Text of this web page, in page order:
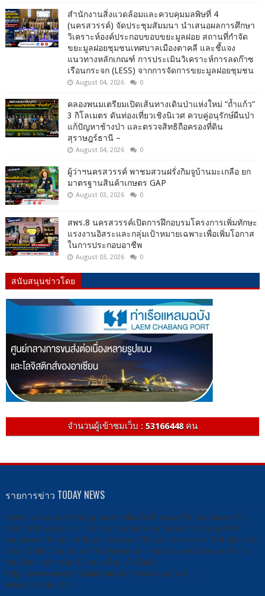
สำนักงานสิ่งแวดล้อมและควบคุมมลพิษที่ 4
(นครสวรรค์) จัดประชุมสัมมนา นำเสนอผลการศึกษา
วิเคราะห์องค์ประกอบขอบขยะมูลฝอย สถานที่กำจัด
ขยะมูลฝอยชุมชนเทศบาลเมืองตาคลี และชี้แจง
แนวทางหลักเกณฑ์ การประเมินวิเคราะห์การลดก๊าซ
เรือนกระจก (LESS) จากการจัดการขยะมูลฝอยชุมชน
August 04, 2026 0
คลองพนมเตรียมเปิดเส้นทางเดินป่าแห่งใหม่ “ถ้ำแก้ว”
3 กิโลเมตร ดันท่องเที่ยวเชิงนิเวศ ควบคู่อนุรักษ์ผืนป่า
แก้ปัญหาช้างป่า และตรวจสิทธิถือครองที่ดิน
สุราษฎร์ธานี –
August 04, 2026 0
ผู้ว่าฯนครสวรรค์ พาชมสวนฝรั่งกิมจูบ้านมะเกลือ ยก
มาตรฐานสินค้าเกษตร GAP
August 03, 2026 0
สพร.8 นครสวรรค์เปิดการฝึกอบรมโครงการเพิ่มทักษะ
แรงงานอิสระและกลุ่มเป้าหมายเฉพาะเพื่อเพิ่มโอกาส
ในการประกอบอาชีพ
August 03, 2026 0
สนับสนุนข่าวโดย
จำนวนผู้เข้าชมเว็บ : 53166448คน
รายการข่าว TODAY NEWS
รับชม -ผ่านกล่องรับสัญญาณดาวเทียมได้ที่ กล่อง PSI หมายเลข 212
กล่อง IPM หมายเลข 115 กล่อง Sunbox หมายเลข 113 กล่อง DTV
หมายเลข 79 กล่อง Infosat/ Ideasat/ Thaisat / หมายเลข 114 หรือ 167
กล่อง GMM Z หมายเลข141 Facebook : ช่อง 13 สยามไทย สถานีข่าว
YouTube : ข่าวช่อง 13 สยามไทย เว็บไซต์ :
http://www.newstv13siamthai.com/ ชมสดออนไลน์ :
www.13livetv.com